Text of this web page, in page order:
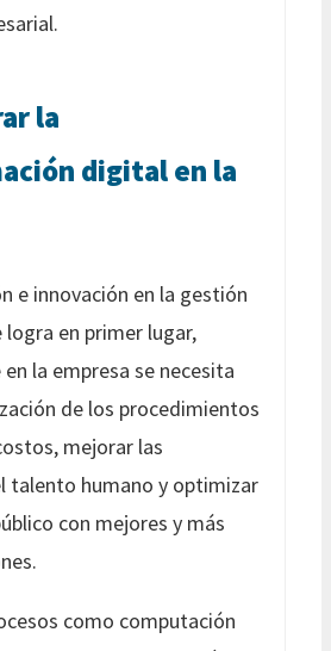
la
digital en la
e innovación en la gestión
logra en primer lugar,
la empresa se necesita
de los procedimientos
mejorar las
talento humano y optimizar
con mejores y más
como computación